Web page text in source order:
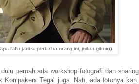
tahu jadi seperti dua orang ini, jodoh gitu =))
pernah ada workshop fotografi dan sharing
Kompakers Tegal juga. Nah, ada fotonya kan.